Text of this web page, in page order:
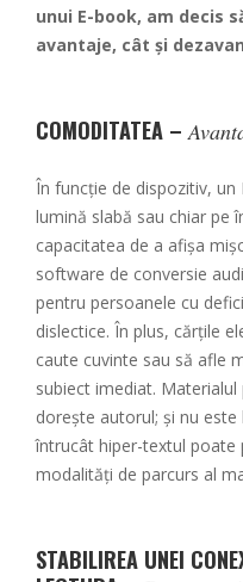
unui E-book, am decis
avantaje, cât și
COMODITATEA –
În funcție de dispozitiv,
lumină slabă sau chiar pe
capacitatea de a afișa
software de conversie
pentru persoanele cu
dislectice. În plus, cărţile
caute cuvinte sau să afle
subiect imediat.
doreşte autorul; și nu
întrucât hiper-textul poate
modalităţi de parcurs al
STABILIREA UNEI